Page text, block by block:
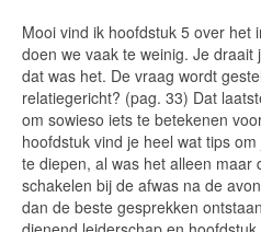
Mooi vind ik hoofdstuk 5 over het
doen we vaak te weinig. Je
dat was het. De vraag wordt
relatiegericht? (pag. 33) Dat
om sowieso iets te betekenen
hoofdstuk vind je heel wat tips
te diepen, al was het alleen maar
schakelen bij de afwas na de
dan de beste gesprekken